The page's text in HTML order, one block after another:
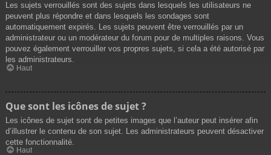
Les sujets verrouillés sont des sujets dans lesquels les utilisateurs ne
peuvent plus répondre et dans lesquels les sondages sont
automatiquement expirés. Les sujets peuvent être verrouillés par un
administrateur ou un modérateur du forum pour de multiples raisons. Vous
pouvez également verrouiller vos propres sujets, si cela a été autorisé par
les administrateurs.
Haut
Que sont les icônes de sujet ?
Les icônes de sujet sont de petites images que l’auteur peut insérer afin
d’illustrer le contenu de son sujet. Les administrateurs peuvent désactiver
cette fonctionnalité.
Haut